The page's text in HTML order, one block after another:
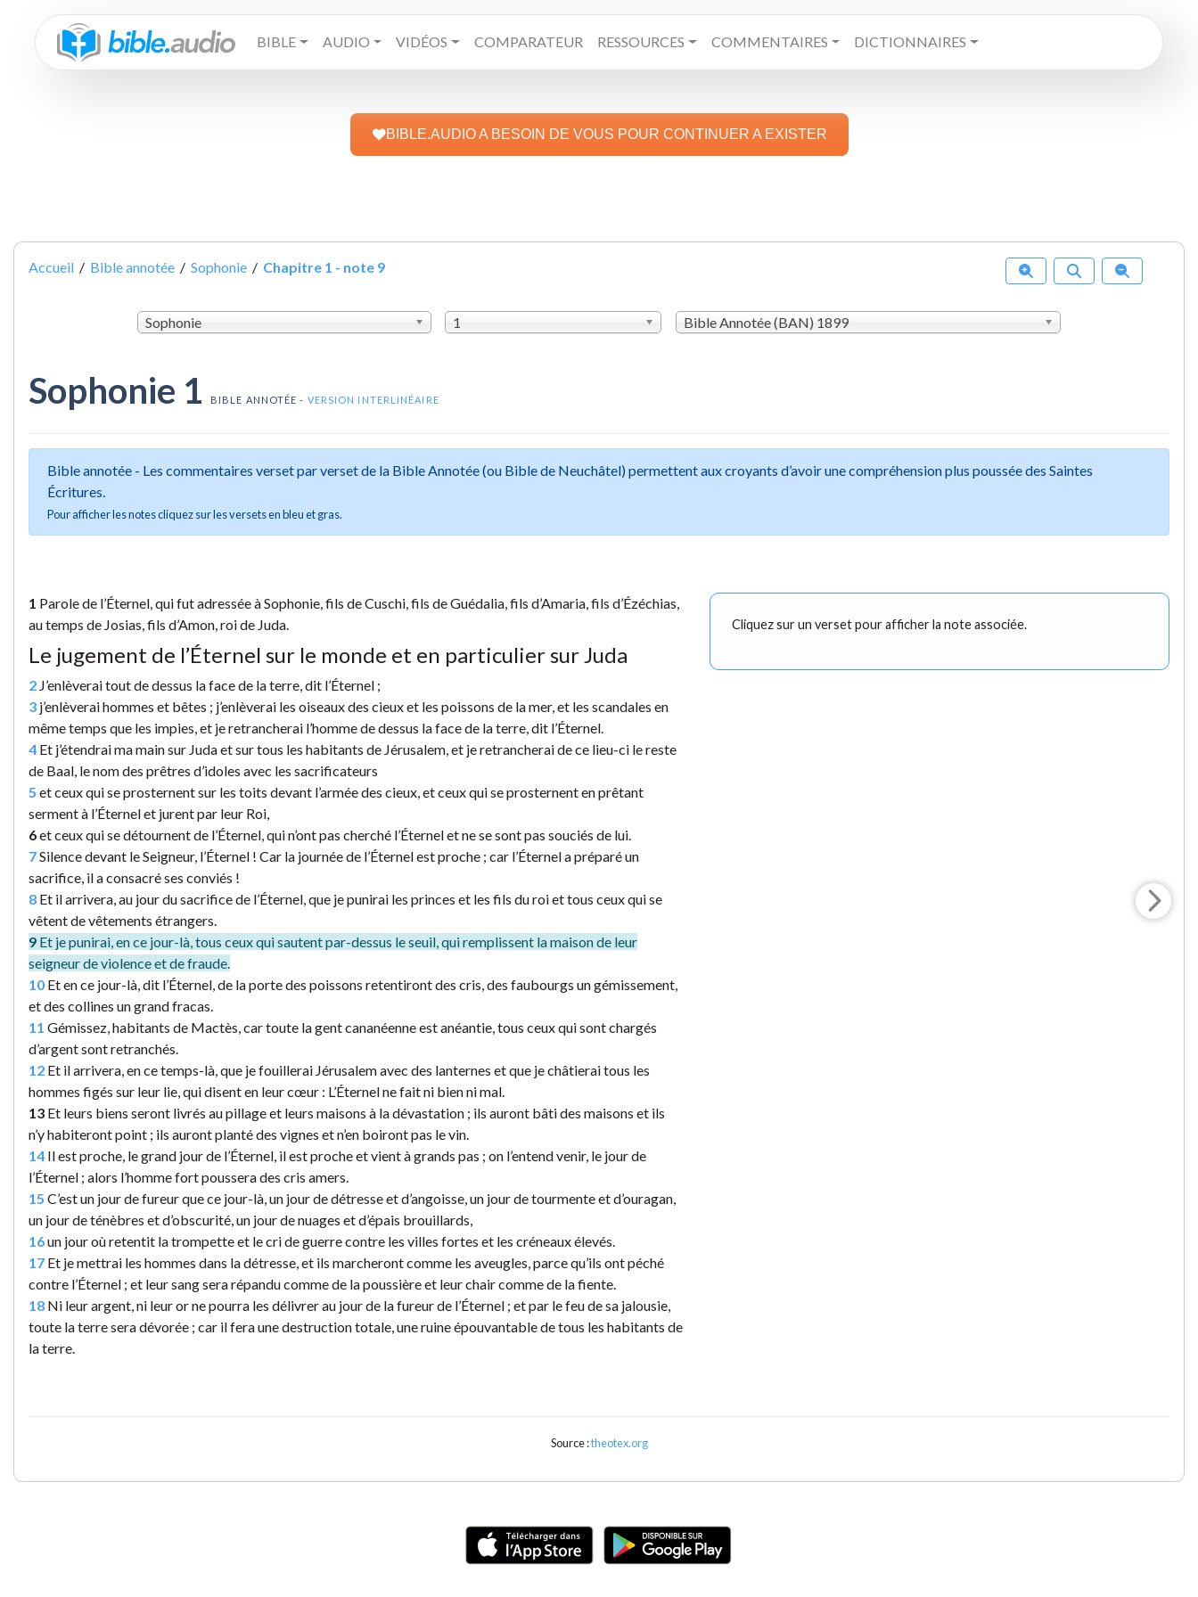
BIBLE AUDIO VIDÉOS COMPARATEUR RESSOURCES COMMENTAIRES DICTIONNAIRES
BIBLE.AUDIO A BESOIN DE VOUS POUR CONTINUER A EXISTER
Accueil / Bible annotée / Sophonie / Chapitre 1 - note 9
Sophonie 1 Bible Annotée (BAN) 1899
Sophonie 1 BIBLE ANNOTÉE - VERSION INTERLINÉAIRE
Bible annotée - Les commentaires verset par verset de la Bible Annotée (ou Bible de Neuchâtel) permettent aux croyants d’avoir une compréhension plus poussée des Saintes
Écritures.
Pour afficher les notes cliquez sur les versets en bleu et gras.
1 Parole de l’Éternel, qui fut adressée à Sophonie, fils de Cuschi, fils de Guédalia, fils d’Amaria, fils d’Ézéchias,
au temps de Josias, fils d’Amon, roi de Juda.
Le jugement de l’Éternel sur le monde et en particulier sur Juda
2 J’enlèverai tout de dessus la face de la terre, dit l’Éternel ;
3 j’enlèverai hommes et bêtes ; j’enlèverai les oiseaux des cieux et les poissons de la mer, et les scandales en
même temps que les impies, et je retrancherai l’homme de dessus la face de la terre, dit l’Éternel.
4 Et j’étendrai ma main sur Juda et sur tous les habitants de Jérusalem, et je retrancherai de ce lieu-ci le reste
de Baal, le nom des prêtres d’idoles avec les sacrificateurs
5 et ceux qui se prosternent sur les toits devant l’armée des cieux, et ceux qui se prosternent en prêtant
serment à l’Éternel et jurent par leur Roi,
6et ceux qui se détournent de l’Éternel, qui n’ont pas cherché l’Éternel et ne se sont pas souciés de lui.
7Silence devant le Seigneur, l’Éternel ! Car la journée de l’Éternel est proche ; car l’Éternel a préparé un
sacrifice, il a consacré ses conviés !
8 Et il arrivera, au jour du sacrifice de l’Éternel, que je punirai les princes et les fils du roi et tous ceux qui se
vêtent de vêtements étrangers.
9 Et je punirai, en ce jour-là, tous ceux qui sautent par-dessus le seuil, qui remplissent la maison de leur
seigneur de violence et de fraude.
10 Et en ce jour-là, dit l’Éternel, de la porte des poissons retentiront des cris, des faubourgs un gémissement,
et des collines un grand fracas.
11 Gémissez, habitants de Mactès, car toute la gent cananéenne est anéantie, tous ceux qui sont chargés
d’argent sont retranchés.
12 Et il arrivera, en ce temps-là, que je fouillerai Jérusalem avec des lanternes et que je châtierai tous les
hommes figés sur leur lie, qui disent en leur cœur : L’Éternel ne fait ni bien ni mal.
13 Et leurs biens seront livrés au pillage et leurs maisons à la dévastation ; ils auront bâti des maisons et ils
n’y habiteront point ; ils auront planté des vignes et n’en boiront pas le vin.
14 Il est proche, le grand jour de l’Éternel, il est proche et vient à grands pas ; on l’entend venir, le jour de
l’Éternel ; alors l’homme fort poussera des cris amers.
15 C’est un jour de fureur que ce jour-là, un jour de détresse et d’angoisse, un jour de tourmente et d’ouragan,
un jour de ténèbres et d’obscurité, un jour de nuages et d’épais brouillards,
16un jour où retentit la trompette et le cri de guerre contre les villes fortes et les créneaux élevés.
17 Et je mettrai les hommes dans la détresse, et ils marcheront comme les aveugles, parce qu’ils ont péché
contre l’Éternel ; et leur sang sera répandu comme de la poussière et leur chair comme de la fiente.
18 Ni leur argent, ni leur or ne pourra les délivrer au jour de la fureur de l’Éternel ; et par le feu de sa jalousie,
toute la terre sera dévorée ; car il fera une destruction totale, une ruine épouvantable de tous les habitants de
la terre.
Cliquez sur un verset pour afficher la note associée.
Source :theotex.org